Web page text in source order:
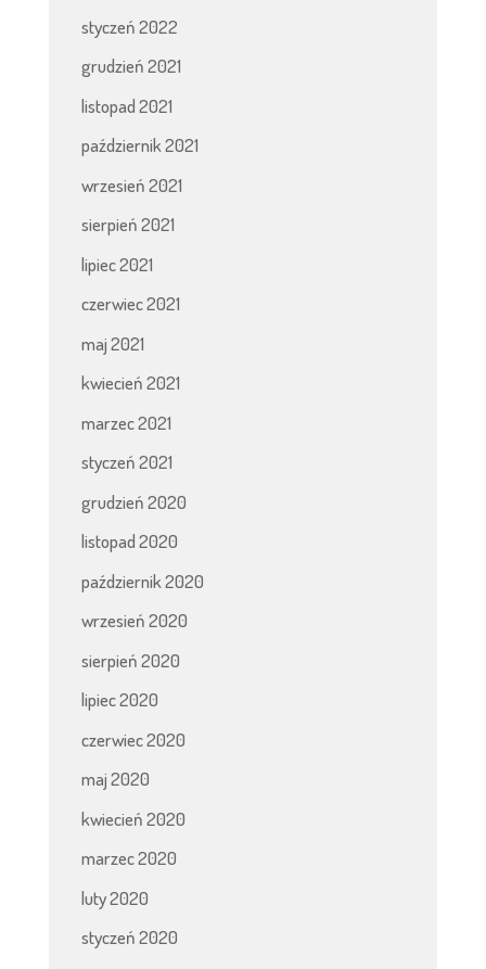
styczeń 2022
grudzień 2021
listopad 2021
październik 2021
wrzesień 2021
sierpień 2021
lipiec 2021
czerwiec 2021
maj 2021
kwiecień 2021
marzec 2021
styczeń 2021
grudzień 2020
listopad 2020
październik 2020
wrzesień 2020
sierpień 2020
lipiec 2020
czerwiec 2020
maj 2020
kwiecień 2020
marzec 2020
luty 2020
styczeń 2020